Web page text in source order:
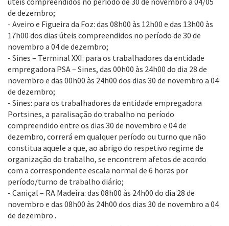
de dezembro;
- Aveiro e Figueira da Foz: das 08h00 às 12h00 e das 13h00 às
17h00 dos dias úteis compreendidos no período de 30 de
novembro a 04 de dezembro;
- Sines – Terminal XXI: para os trabalhadores da entidade
empregadora PSA – Sines, das 00h00 às 24h00 do dia 28 de
novembro e das 00h00 às 24h00 dos dias 30 de novembro a 04
de dezembro;
- Sines: para os trabalhadores da entidade empregadora
Portsines, a paralisação do trabalho no período
compreendido entre os dias 30 de novembro e 04 de
dezembro, correrá em qualquer período ou turno que não
constitua aquele a que, ao abrigo do respetivo regime de
organização do trabalho, se encontrem afetos de acordo
com a correspondente escala normal de 6 horas por
período/turno de trabalho diário;
- Caniçal – RA Madeira: das 08h00 às 24h00 do dia 28 de
novembro e das 08h00 às 24h00 dos dias 30 de novembro a 04
de dezembro .